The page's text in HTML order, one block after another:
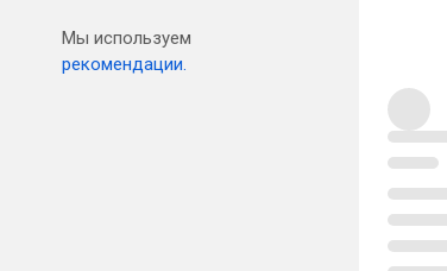
Мы используем
рекомендации.